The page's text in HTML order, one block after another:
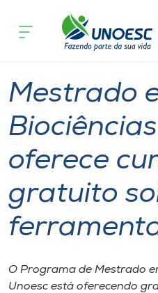
Cursos
Pesquisa
Atendimento ao
Portal de Ensino
acontece
Mestrado
oferece
gratuito
O Programa de Mestrado
Unoesc está oferecendo